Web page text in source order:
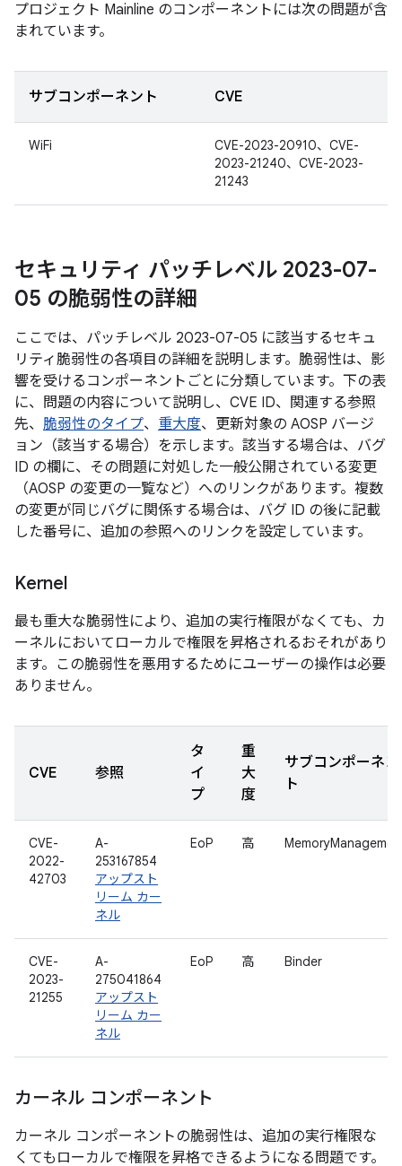
プロジェクト Mainline のコンポーネントには次の問題が含
まれています。
サブコンポーネント CVE
WiFi
CVE-2023-20910、CVE-
2023-21240、CVE-2023-
21243
セキュリティ パッチレベル 2023-07-
05 の脆弱性の詳細
ここでは、パッチレベル 2023-07-05 に該当するセキュ
リティ脆弱性の各項目の詳細を説明します。脆弱性は、影
響を受けるコンポーネントごとに分類しています。下の表
に、問題の内容について説明し、CVE ID、関連する参照
先、 脆弱性のタイプ、 重大度、更新対象の AOSP バージ
ョン（該当する場合）を示します。該当する場合は、バグ
ID の欄に、その問題に対処した一般公開されている変更
（AOSP の変更の一覧など）へのリンクがあります。複数
の変更が同じバグに関係する場合は、バグ ID の後に記載
した番号に、追加の参照へのリンクを設定しています。
Kernel
最も重大な脆弱性により、追加の実行権限がなくても、カ
ーネルにおいてローカルで権限を昇格されるおそれがあり
ます。この脆弱性を悪用するためにユーザーの操作は必要
ありません。
CVE 参照
タ
イ
プ
重
大
度
サブコンポーネン
ト
CVE-
2022-
42703
A-
253167854
アップスト
リーム カー
ネル
EoP 高
CVE-
2023-
21255
A-
275041864
アップスト
リーム カー
ネル
EoP 高 Binder
カーネル コンポーネント
カーネル コンポーネントの脆弱性は、追加の実行権限な
くてもローカルで権限を昇格できるようになる問題です。